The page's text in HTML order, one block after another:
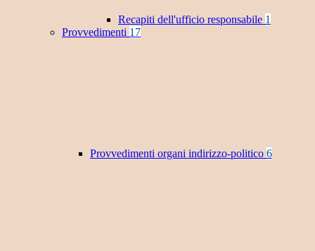
Recapiti dell'ufficio responsabile 1
Provvedimenti 17
Provvedimenti organi indirizzo-politico 6